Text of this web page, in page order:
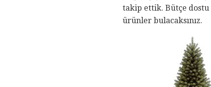
takip ettik. Bütçe dostu
ürünler bulacaksınız.